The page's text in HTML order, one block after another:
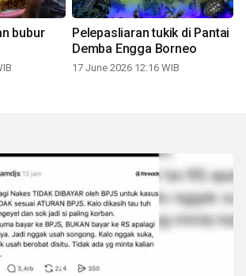
bubur
Pelepasliaran tukik di Pantai
Demba Engga Borneo
17 June 2026 12:16 WIB